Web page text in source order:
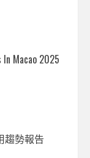
Macao 2025
趨勢報告